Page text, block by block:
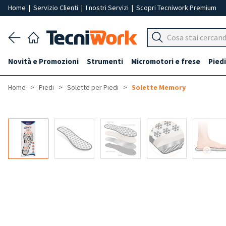
Home | Servizio Clienti | I nostri Servizi | Scopri Tecniwork Premium
Novità e Promozioni Strumenti Micromotori e frese Piedi
Home Piedi Solette per Piedi Solette Memory